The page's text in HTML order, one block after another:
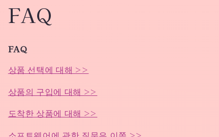
FAQ
FAQ
상품 선택에 대해 >>
상품의 구입에 대해 >>
도착한 상품에 대해 >>